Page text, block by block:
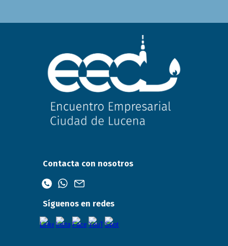
Contacta con nosotros
Síguenos en redes